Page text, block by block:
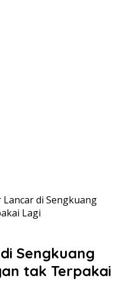
di Sengkuang
Lagi
Sengkuang
tak Terpakai